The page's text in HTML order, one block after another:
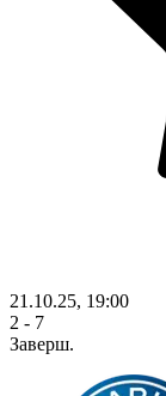
21.10.25, 19:00
2 - 7
Заверш.